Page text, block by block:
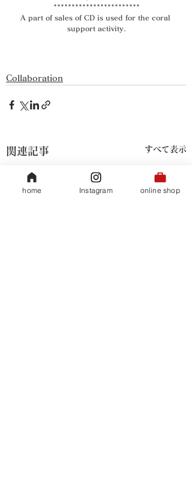
************************
A part of sales of CD is used for the coral
support activity.
Collaboration
関連記事 すべて表示
home Instagram online shop